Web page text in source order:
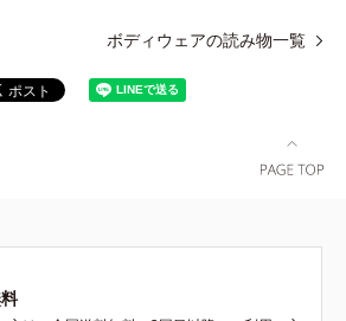
ボディウェアの読み物一覧